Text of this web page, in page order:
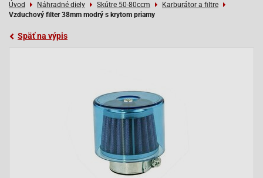
Úvod Náhradné diely Skútre 50-80ccm
Karburátor a filtre
Vzduchový filter 38mm modrý s krytom priamy
Späť na výpis